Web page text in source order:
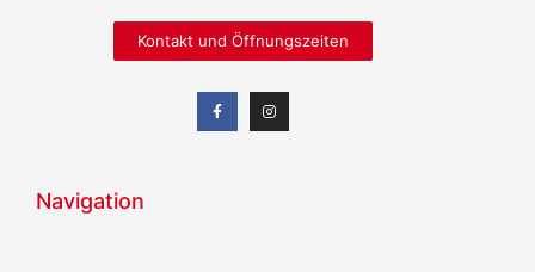
Kontakt und Öffnungszeiten
Navigation